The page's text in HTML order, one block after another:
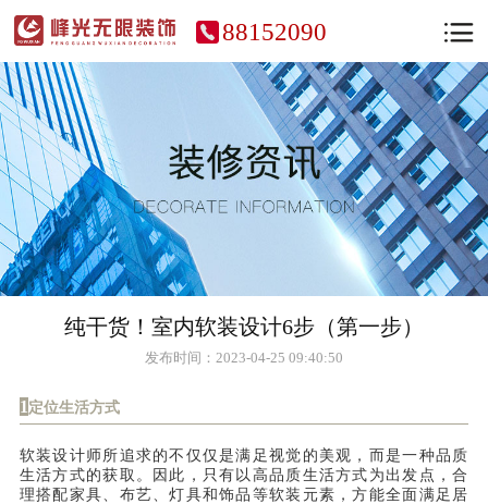
88152090
纯干货！室内软装设计6步（第一步）
发布时间：2023-04-25 09:40:50
1 定位生活方式
软装设计师所追求的不仅仅是满足视觉的美观，而是一种品质
生活方式的获取。因此，只有以高品质生活方式为出发点，合
理搭配家具、布艺、灯具和饰品等软装元素，方能全面满足居